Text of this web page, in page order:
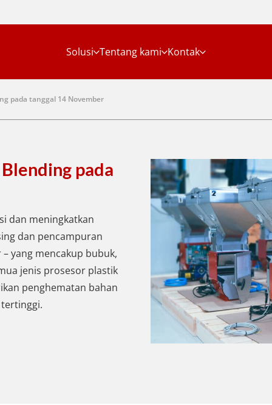
Solusi Tentang kami Kontak
pada tanggal 14 November
pada
dan meningkatkan
dan pencampuran
yang mencakup bubuk,
jenis prosesor plastik
penghematan bahan